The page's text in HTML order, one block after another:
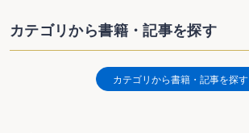
カテゴリから書籍・記事を探す
カテゴリから書籍・記事を探す